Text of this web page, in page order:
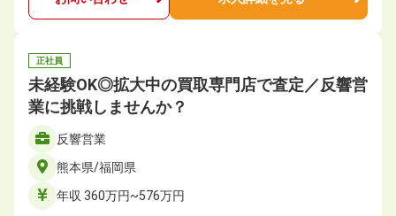
正社員
未経験OK◎拡大中の買取専門店で査定／反響営
業に挑戦しませんか？
反響営業
熊本県/福岡県
年収 360万円~576万円